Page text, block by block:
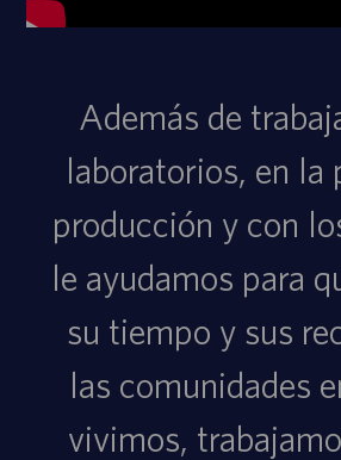
Además de
laboratorios, en la
producción y con
le ayudamos para
su tiempo y sus
las comunidades
vivimos,